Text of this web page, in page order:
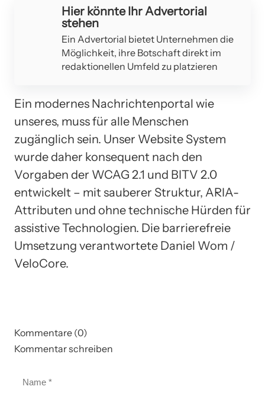
Hier könnte Ihr Advertorial
stehen
Ein Advertorial bietet Unternehmen die
Möglichkeit, ihre Botschaft direkt im
redaktionellen Umfeld zu platzieren
Ein modernes Nachrichtenportal wie
unseres, muss für alle Menschen
zugänglich sein. Unser Website System
wurde daher konsequent nach den
Vorgaben der WCAG 2.1 und BITV 2.0
entwickelt – mit sauberer Struktur, ARIA-
Attributen und ohne technische Hürden für
assistive Technologien. Die barrierefreie
Umsetzung verantwortete Daniel Wom /
VeloCore.
Kommentare (0)
Kommentar schreiben